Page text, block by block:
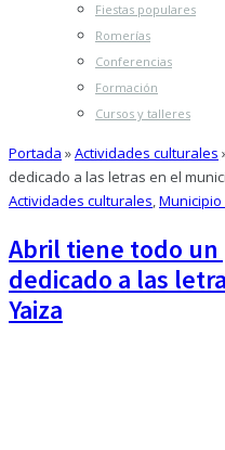
Fiestas populares
Romerías
Conferencias
Formación
Cursos y talleres
Portada »Actividades culturales
dedicado a las letras en el
Actividades culturales,Municipio
Abril tiene todo
dedicado a las
Yaiza